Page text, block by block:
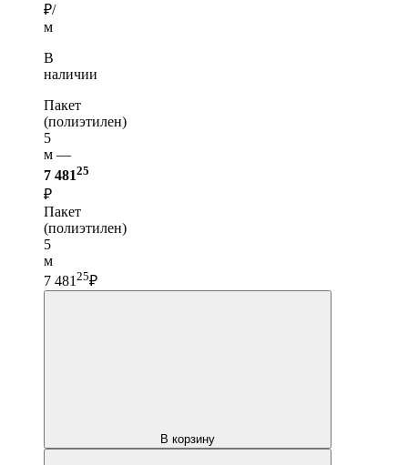
₽/
м
В
наличии
Пакет
(полиэтилен)
5
м —
7 48125
₽
Пакет
(полиэтилен)
5
м
7 481 25₽
В корзину